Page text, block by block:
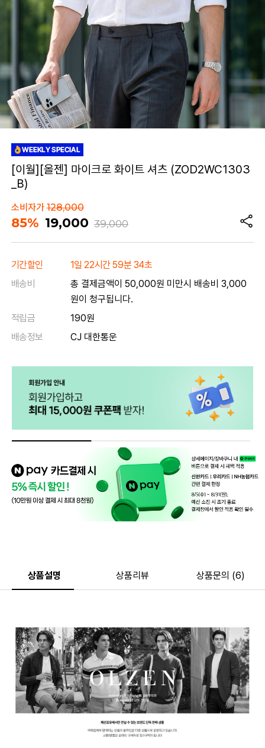
[이월][올젠] 마이크로 화이트 셔츠 (ZOD2WC1303
_B)
소비자가128,000
85% 19,000 39,000
기간할인
1일 22시간 59분 34초
배송비
총 결제금액이 50,000원 미만시 배송비 3,000
원이 청구됩니다.
적립금
190원
배송정보
CJ 대한통운
상품설명 상품리뷰 상품문의 (6)